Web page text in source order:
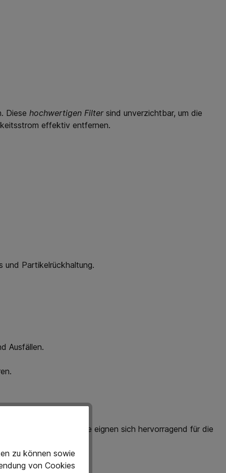
Diese hochwertigen Filtersind unverzichtbar, um die
effektiv entfernen.
und Partikelrückhaltung.
Ausfällen.
zum Einsatz kommen. Sie eignen sich hervorragend für die
zu können sowie
von Cookies